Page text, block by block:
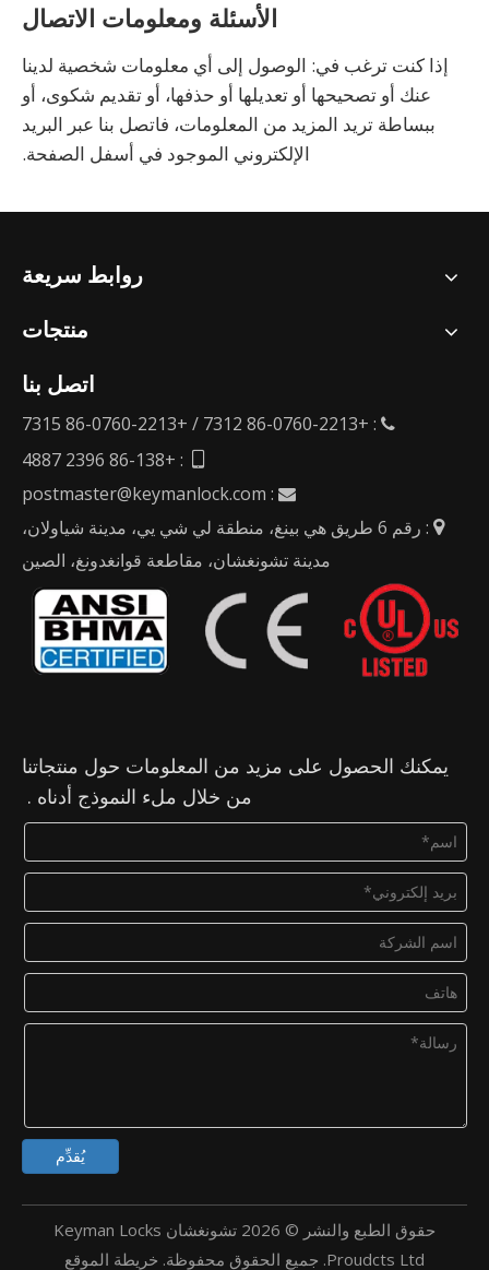
الأسئلة ومعلومات الاتصال
إذا كنت ترغب في: الوصول إلى أي معلومات شخصية لدينا
عنك أو تصحيحها أو تعديلها أو حذفها، أو تقديم شكوى، أو
ببساطة تريد المزيد من المعلومات، فاتصل بنا عبر البريد
الإلكتروني الموجود في أسفل الصفحة.
روابط سريعة
منتجات
اتصل بنا

: +86-0760-2213 7312 / +86-0760-2213 7315

: +86-138 2396 4887

:
postmaster@keymanlock.com

: رقم 6 طريق هي بينغ، منطقة لي شي يي، مدينة شياولان،
مدينة تشونغشان، مقاطعة قوانغدونغ، الصين
يمكنك الحصول على مزيد من المعلومات حول منتجاتنا
من خلال ملء النموذج أدناه .
يُقدِّم
حقوق الطبع والنشر © 2026
تشونغشان Keyman Locks
Proudcts Ltd. جميع الحقوق محفوظة.
خريطة الموقع